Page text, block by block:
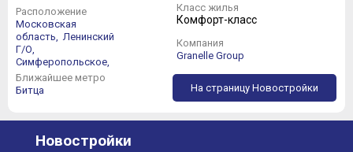
Расположение
Московская
область,
Ленинский
Г/О,
Симферопольское,
Ближайшее метро
Битца
Класс жилья
Комфорт-класс
Компания
Granelle Group
На страницу Новостройки
Новостройки